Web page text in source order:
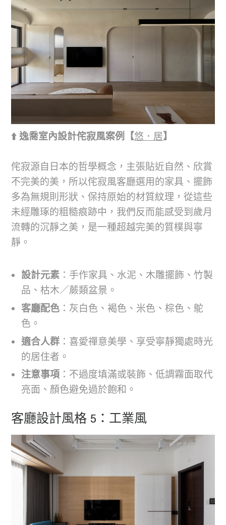
⬆️ 逸喬室內設計侘寂風案例【悠．居】
侘寂源自日本的哲學概念，主張貼近自然、欣賞
不完美的美，所以侘寂風客廳選用的家具、擺飾
多為無規則形狀、保持原始的材質紋理，從這些
未經雕琢的粗糙痕跡中，我們反而能感受到歲月
流轉的沉靜之美，是一種超越完美的質樸與寧
靜。
設計元素 ：手作家具、水泥、木雕擺飾、竹製
品、枯木／蕨類盆景。
客廳配色 ：灰白色、褐色、米色、棕色、鴕
色。
適合人群 ：喜愛禪意美學、享受寧靜獨處時光
的居住者。
注意事項 ：不過度填滿或裝飾、低調霧面取代
亮面、顏色避免過於飽和。
客廳設計風格 5：工業風